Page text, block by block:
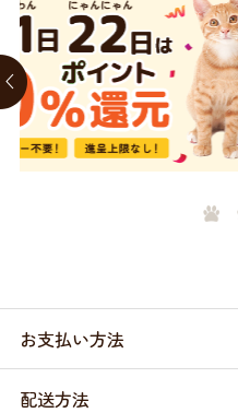
お支払い方法
配送方法